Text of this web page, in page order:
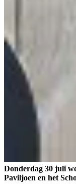
Donderdag 30 juli
Paviljoen en het